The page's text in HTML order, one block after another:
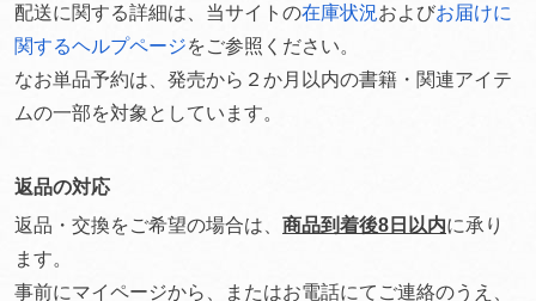
配送に関する詳細は、当サイトの在庫状況およびお届けに
関するヘルプページをご参照ください。
なお単品予約は、発売から２か月以内の書籍・関連アイテ
ムの一部を対象としています。
返品の対応
返品・交換をご希望の場合は、 商品到着後8日以内に承り
ます。
事前にマイページから、またはお電話にてご連絡のうえ、